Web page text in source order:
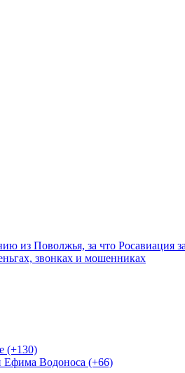
из Поволжья, за что Росавиация
звонках и мошенниках
(+130)
Ефима Водоноса (+66)